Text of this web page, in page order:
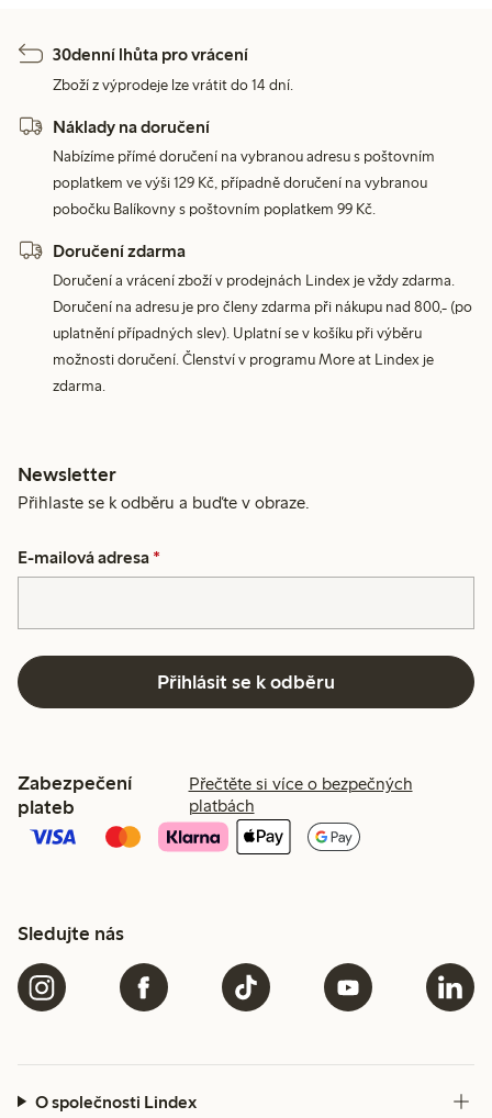
30denní lhůta pro vrácení
Zboží z výprodeje lze vrátit do 14 dní.
Náklady na doručení
Nabízíme přímé doručení na vybranou adresu s poštovním
poplatkem ve výši 129 Kč, případně doručení na vybranou
pobočku Balíkovny s poštovním poplatkem 99 Kč.
Doručení zdarma
Doručení a vrácení zboží v prodejnách Lindex je vždy zdarma.
Doručení na adresu je pro členy zdarma při nákupu nad 800,- (po
uplatnění případných slev). Uplatní se v košíku při výběru
možnosti doručení. Členství v programu More at Lindex je
zdarma.
Newsletter
Přihlaste se k odběru a buďte v obraze.
E-mailová adresa *
Přihlásit se k odběru
Zabezpečení
plateb
Přečtěte si více o bezpečných
platbách
Sledujte nás
O společnosti Lindex